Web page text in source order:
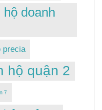
hộ doanh
precia
hộ quận 2
7